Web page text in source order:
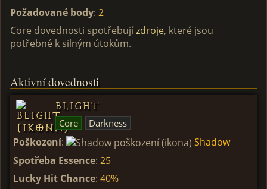
Požadované body: 2
Core dovednosti spotřebujízdroje, které jsou
potřebné k silným útokům.
Aktivní dovednosti
Blight
Core Darkness
Poškození:
Shadow
Spotřeba Essence: 25
Lucky Hit Chance: 40%